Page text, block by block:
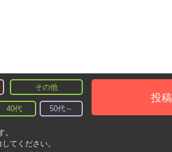
その他
40代 50代～
投稿
てください。